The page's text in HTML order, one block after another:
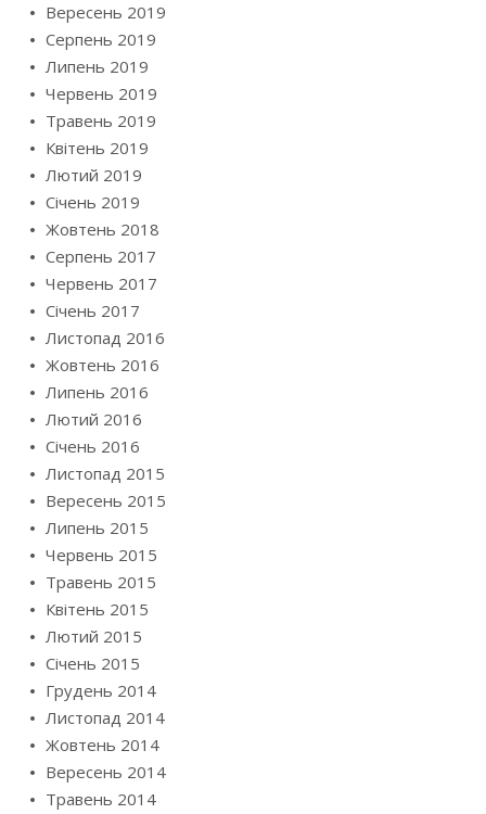
Вересень 2019
Серпень 2019
Липень 2019
Червень 2019
Травень 2019
Квітень 2019
Лютий 2019
Січень 2019
Жовтень 2018
Серпень 2017
Червень 2017
Січень 2017
Листопад 2016
Жовтень 2016
Липень 2016
Лютий 2016
Січень 2016
Листопад 2015
Вересень 2015
Липень 2015
Червень 2015
Травень 2015
Квітень 2015
Лютий 2015
Січень 2015
Грудень 2014
Листопад 2014
Жовтень 2014
Вересень 2014
Травень 2014